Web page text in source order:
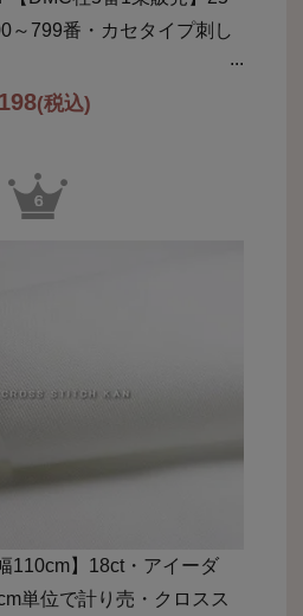
～799番・カセタイプ刺し
198(税込)
110cm】18ct・アイーダ
単位で計り売・クロスス